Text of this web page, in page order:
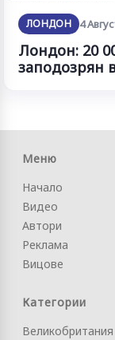
ЛОНДОН 4
Лондон: 20
заподозрян
Меню
Начало
Видео
Автори
Реклама
Вицове
Категории
Великобритания